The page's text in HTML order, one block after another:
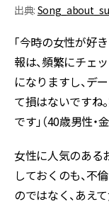
出典:
「今時の女性が好
報は、頻繁にチェ
になりますし、デ
て損はないですね
です」（40歳男性・
女性に人気のある
しておくのも、不
のではなく、あえ